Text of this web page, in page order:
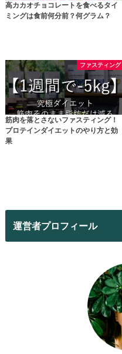
高カカオチョコレートを食べるタイ
ミングは食前何分前？何グラム？
ファスティング
筋肉を落とさないファスティング！
プロテインダイエットのやり方と効
果
運営者プロフィール